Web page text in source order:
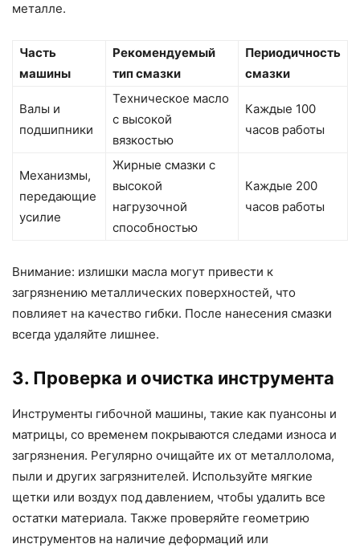
металле.
Часть
машины
Рекомендуемый
тип смазки
Периодичность
смазки
Валы и
подшипники
Техническое масло
с высокой
вязкостью
Каждые 100
часов работы
Механизмы,
передающие
усилие
Жирные смазки с
высокой
нагрузочной
способностью
Каждые 200
часов работы
Внимание: излишки масла могут привести к
загрязнению металлических поверхностей, что
повлияет на качество гибки. После нанесения смазки
всегда удаляйте лишнее.
3. Проверка и очистка инструмента
Инструменты гибочной машины, такие как пуансоны и
матрицы, со временем покрываются следами износа и
загрязнения. Регулярно очищайте их от металлолома,
пыли и других загрязнителей. Используйте мягкие
щетки или воздух под давлением, чтобы удалить все
остатки материала. Также проверяйте геометрию
инструментов на наличие деформаций или